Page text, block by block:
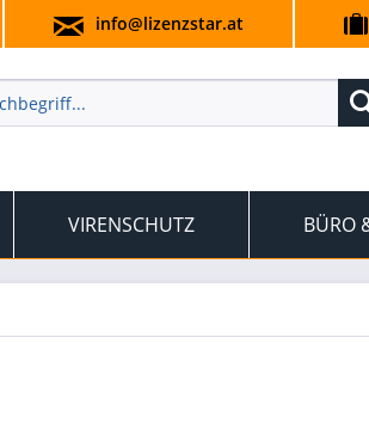
info@lizenzstar.at
VIRENSCHUTZ BÜRO